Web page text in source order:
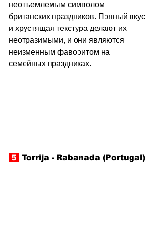
неотъемлемым символом
британских праздников. Пряный вкус
и хрустящая текстура делают их
неотразимыми, и они являются
неизменным фаворитом на
семейных праздниках.
5 Torrija - Rabanada (Portugal)